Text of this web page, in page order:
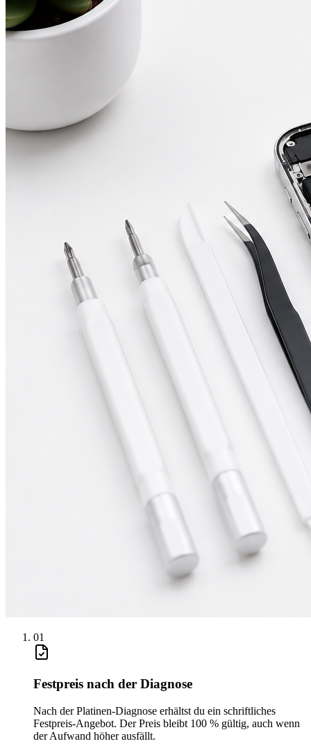
01
Festpreis nach der Diagnose
Nach der Platinen-Diagnose erhältst du ein schriftliches
Festpreis-Angebot. Der Preis bleibt 100 % gültig, auch wenn
der Aufwand höher ausfällt.